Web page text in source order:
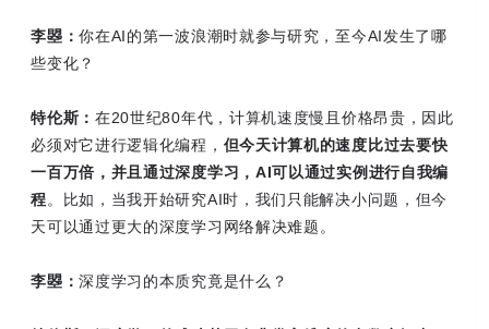
李曌：你在AI的第一波浪潮时就参与研究，至今AI发生了哪
些变化？
特伦斯： 在20世纪80年代，计算机速度慢且价格昂贵，因此
必须对它进行逻辑化编程， 但今天计算机的速度比过去要快
一百万倍，并且通过深度学习，AI可以通过实例进行自我编
程。比如，当我开始研究AI时，我们只能解决小问题，但今
天可以通过更大的深度学习网络解决难题。
李曌：深度学习的本质究竟是什么？